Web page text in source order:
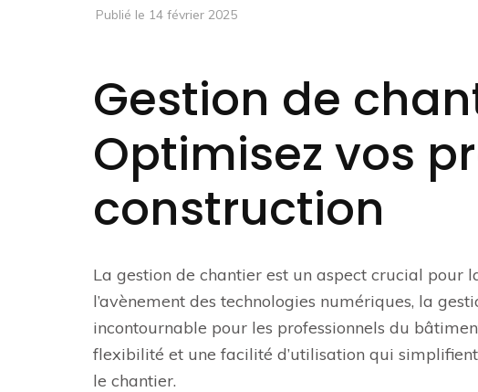
Publié le 14 février 2025
Gestion de
Optimisez vos
construction
La gestion de chantier est un aspect crucial pour
l’avènement des technologies numériques, la
incontournable pour les professionnels du
flexibilité et une facilité d’utilisation qui
le chantier.